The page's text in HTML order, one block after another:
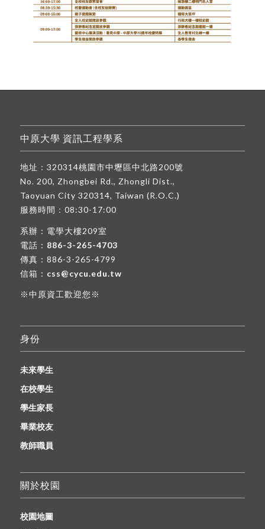
中原大學 資訊工程學系
地址：320314桃園市中壢區中北路200號
No. 200, Zhongbei Rd., Zhongli Dist.,
Taoyuan City 320314, Taiwan (R.O.C.)
服務時間：08:30-17:00
系辦：電學大樓209室
電話： 886-3-265-4703
傳真：886-3-265-4799
信箱： css@cycu.edu.tw
※中原資工歡迎您※
身份
未來學生
在校學生
學生家長
畢業校友
教師職員
關於校園
校園地圖